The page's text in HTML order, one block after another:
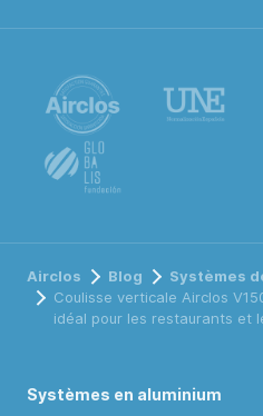
Airclos Blog
Systèmes
Coulisse verticale Airclos
idéal pour les restaurants et
Systèmes en aluminium